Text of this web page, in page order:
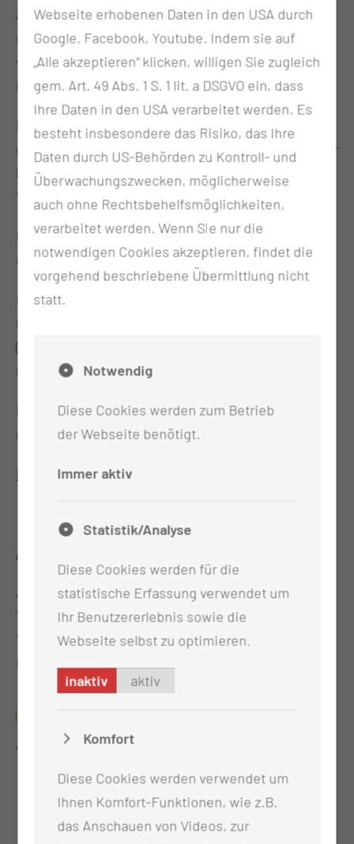
ambulanten Krebsberatungsstelle Cottbus richtet
sich an Menschen mit einer Krebserkrankung
während oder nach einer Therapie und ist
kostenfrei.
Laufen in der Natur hat positive Effekte auf Körper
und Psyche und setzt Prozesse in Gang, die zu einer
höheren Lebensqualität beitragen können und das
Vertrauen in den eigenen Körper fördern.
Regelmäßige Bewegung kann die Rückfallrate
reduzieren.
Für unser Bewegungsangebot in der Natur sind
keine Vorkenntnisse erforderlich, Hilfsmittel
(Wander- oder Walking-Stöcke können gern
mitgebracht werden).
Bitte achten Sie auf witterungsgerechte Kleidung
und festes Schuhwerk!
Die Teilnahme erfolgt in eigener Verantwortung.
Anmeldungen bitte an:
Ambulante Krebsberatungsstelle
Thiemstr. 111, 03048 Cottbus
Tel.: 0355-46 1995
Mail:
Krebsberatungsstelle@mul-ct.de
J.Nohr (Dipl.-Soz.arb./-päd.(FH))
Webseite erhobenen Daten in den USA durch
Google, Facebook, Youtube. Indem sie auf
„Alle akzeptieren“ klicken, willigen Sie zugleich
gem. Art. 49 Abs. 1 S. 1 lit. a DSGVO ein, dass
Ihre Daten in den USA verarbeitet werden. Es
besteht insbesondere das Risiko, das Ihre
Daten durch US-Behörden zu Kontroll- und
Überwachungszwecken, möglicherweise
auch ohne Rechtsbehelfsmöglichkeiten,
verarbeitet werden. Wenn Sie nur die
notwendigen Cookies akzeptieren, findet die
vorgehend beschriebene Übermittlung nicht
statt.
Notwendig
Diese Cookies werden zum Betrieb
der Webseite benötigt.
Immer aktiv
Statistik/Analyse
Diese Cookies werden für die
statistische Erfassung verwendet um
Ihr Benutzererlebnis sowie die
Webseite selbst zu optimieren.
inaktiv aktiv
Komfort
Diese Cookies werden verwendet um
Ihnen Komfort-Funktionen, wie z.B.
das Anschauen von Videos, zur